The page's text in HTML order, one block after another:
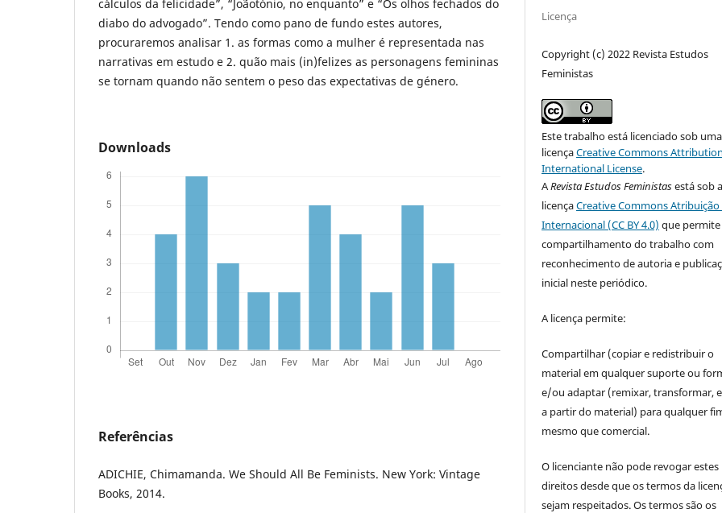
cálculos da felicidade”, “Joãotónio, no enquanto” e “Os olhos fechados do
diabo do advogado”. Tendo como pano de fundo estes autores,
procuraremos analisar 1. as formas como a mulher é representada nas
narrativas em estudo e 2. quão mais (in)felizes as personagens femininas
se tornam quando não sentem o peso das expectativas de género.
Downloads
Referências
ADICHIE, Chimamanda. We Should All Be Feminists. New York: Vintage
Books, 2014.
Licença
Copyright (c) 2022 Revista Estudos
Feministas
Este trabalho está licenciado sob uma
licençaCreative Commons
International License.
ARevista Estudos Feministasestá sob a
licençaCreative Commons Atribuição
Internacional (CC BY 4.0) que
compartilhamento do trabalho com
reconhecimento de autoria e
inicial neste periódico.
A licença permite:
Compartilhar (copiar e redistribuir o
material em qualquer suporte ou
e/ou adaptar (remixar, transformar,
a partir do material) para qualquer
mesmo que comercial.
O licenciante não pode revogar estes
direitos desde que os termos da
sejam respeitados. Os termos são os